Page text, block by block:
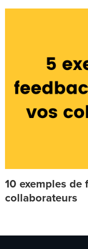
10 exemples
collaborateurs